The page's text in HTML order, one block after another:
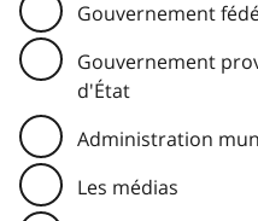
Gouvernement
Gouvernement
d'État
Administration
Les médias